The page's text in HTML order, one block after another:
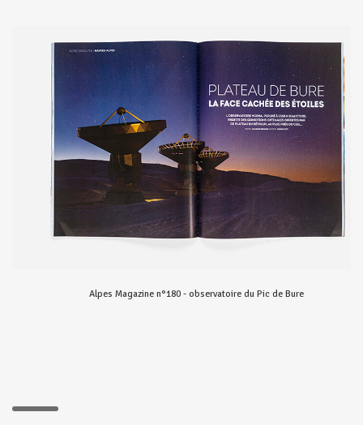
Alpes Magazine n°180 - observatoire du Pic de Bure